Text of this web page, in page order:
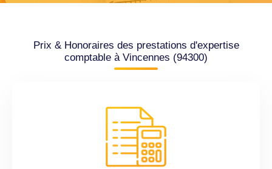
Prix & Honoraires des prestations d'expertise
comptable à Vincennes (94300)